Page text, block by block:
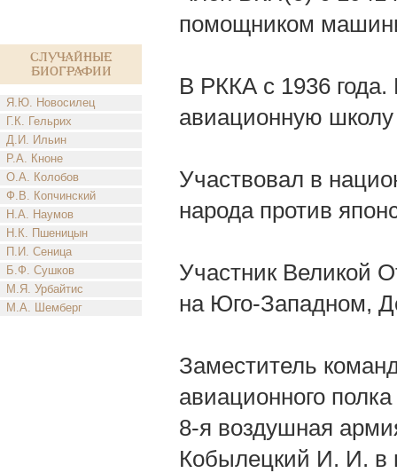
Случайные
биографии
Я.Ю. Новосилец
Г.К. Гельрих
Д.И. Ильин
Р.А. Кноне
О.А. Колобов
Ф.В. Копчинский
Н.А. Наумов
Н.К. Пшеницын
П.И. Сеница
Б.Ф. Сушков
М.Я. Урбайтис
М.А. Шемберг
помощником
В РККА с 1936 года.
авиационную школу
Участвовал в
народа против
Участник Великой
на Юго-Западном,
Заместитель
авиационного
8-я воздушная
Кобылецкий И. И. в